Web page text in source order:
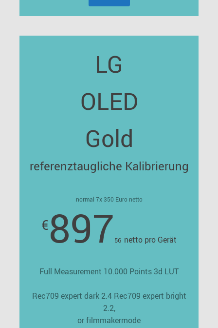
LG
OLED
Gold
referenztaugliche Kalibrierung
Full Measurement 10.000 Points 3d LUT
Rec709 expert dark 2.4 Rec709 expert bright
2.2,
or filmmakermode
normal 7x 350 Euro netto
€897 56 netto pro Gerät